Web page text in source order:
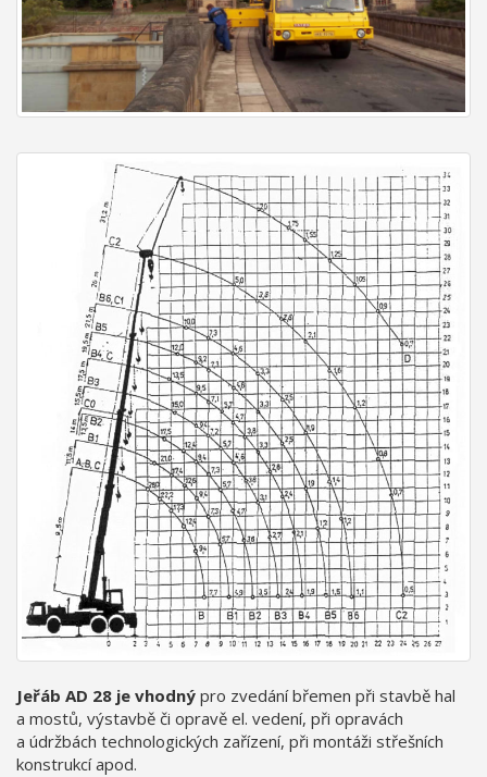
Jeřáb AD 28 je vhodný pro zvedání břemen při stavbě hal
a mostů, výstavbě či opravě el. vedení, při opravách
a údržbách technologických zařízení, při montáži střešních
konstrukcí apod.